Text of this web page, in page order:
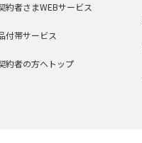
約者さまWEBサービス
付帯サービス
約者の方へトップ